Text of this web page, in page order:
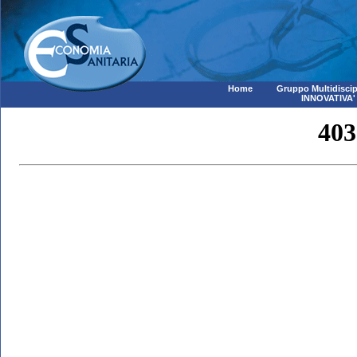
Home
Gruppo
INNOVATIVA'